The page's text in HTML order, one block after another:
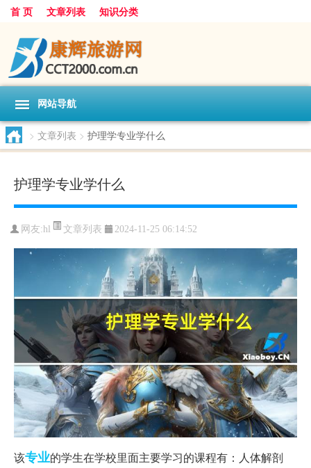
首 页 文章列表 知识分类
网站导航
> 文章列表 > 护理学专业学什么
护理学专业学什么
网友:hl 文章列表 2024-11-25 06:14:52
该专业的学生在学校里面主要学习的课程有：人体解剖